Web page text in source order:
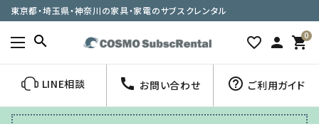
東京都・埼玉県・神奈川の家具・家電のサブスクレンタル
search favorite_border person 0
shopping_cart
LINE相談 call お問い合わせ help_outline ご利用ガイド